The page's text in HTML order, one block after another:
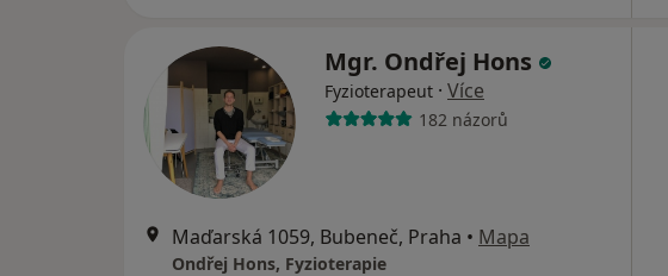
Mgr. Ondřej Hons
Fyzioterapeut · Více
182 názorů
Maďarská 1059, Bubeneč, Praha • Mapa
Ondřej Hons, Fyzioterapie